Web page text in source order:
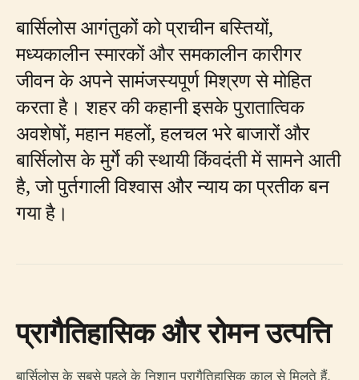
बार्सिलोस आगंतुकों को प्राचीन बस्तियों,
मध्यकालीन स्मारकों और समकालीन कारीगर
जीवन के अपने सामंजस्यपूर्ण मिश्रण से मोहित
करता है। शहर की कहानी इसके पुरातात्विक
अवशेषों, महान महलों, हलचल भरे बाजारों और
बार्सिलोस के मुर्गे की स्थायी किंवदंती में सामने आती
है, जो पुर्तगाली विश्वास और न्याय का प्रतीक बन
गया है।
प्रागैतिहासिक और रोमन उत्पत्ति
बार्सिलोस के सबसे पहले के निशान प्रागैतिहासिक काल से मिलते हैं,